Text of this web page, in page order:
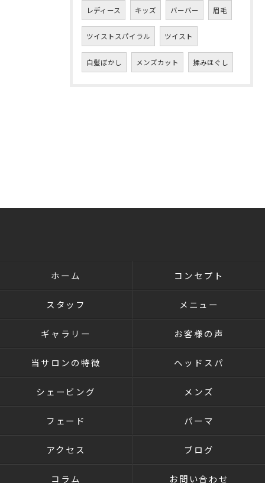
レディース キッズ バーバー 眉毛
ツイストスパイラル ツイスト
白髪ぼかし メンズカット 揉みほぐし
ホーム コンセプト
スタッフ メニュー
ギャラリー お客様の声
当サロンの特徴 ヘッドスパ
シェービング メンズ
フェード パーマ
アクセス ブログ
コラム お問い合わせ